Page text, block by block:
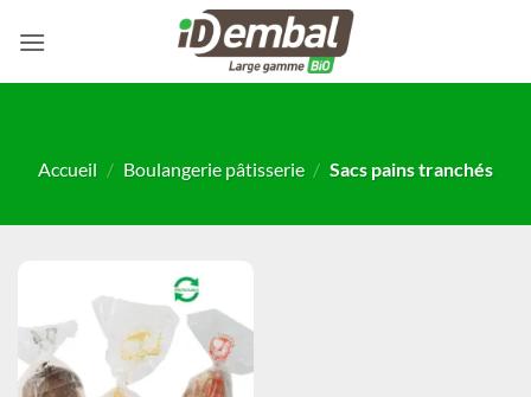
Accueil / Boulangerie pâtisserie / Sacs pains tranchés